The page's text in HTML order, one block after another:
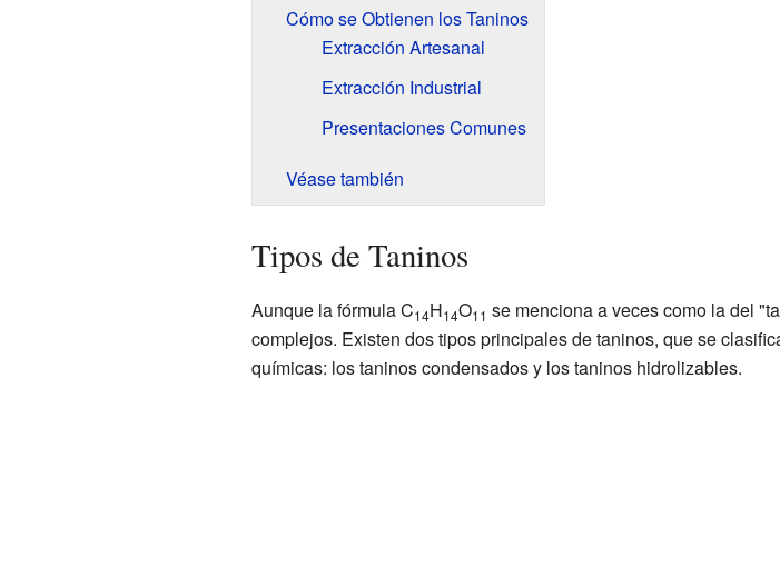
Cómo se Obtienen los Taninos
Extracción Artesanal
Extracción Industrial
Presentaciones Comunes
Véase también
Tipos de Taninos
Aunque la fórmula C14H14O11 se menciona a veces como la del
complejos. Existen dos tipos principales de taninos, que se
químicas: los taninos condensados y los taninos hidrolizables.